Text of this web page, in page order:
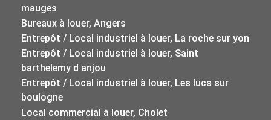
mauges
Bureaux à louer, Angers
Entrepôt / Local industriel à louer, La roche sur yon
Entrepôt / Local industriel à louer, Saint
barthelemy d anjou
Entrepôt / Local industriel à louer, Les lucs sur
boulogne
Local commercial à louer, Cholet